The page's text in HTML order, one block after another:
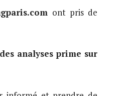
ont pris de
analyses prime sur